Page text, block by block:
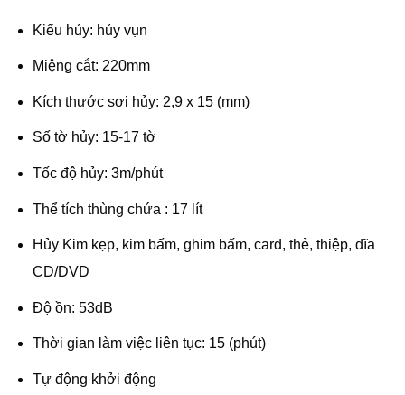
Kiểu hủy: hủy vụn
Miệng cắt: 220mm
Kích thước sợi hủy: 2,9 x 15 (mm)
Số tờ hủy: 15-17 tờ
Tốc độ hủy: 3m/phút
Thể tích thùng chứa : 17 lít
Hủy Kim kẹp, kim bấm, ghim bấm, card, thẻ, thiệp, đĩa
CD/DVD
Độ ồn: 53dB
Thời gian làm việc liên tục: 15 (phút)
Tự động khởi động